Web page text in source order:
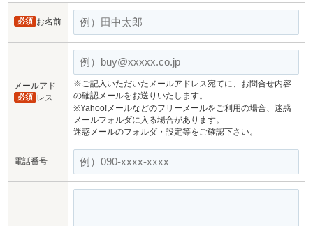
お名前
必須
メールアド
レス
必須
※ご記入いただいたメールアドレス宛てに、お問合せ内容
の確認メールをお送りいたします。
※Yahoo!メールなどのフリーメールをご利用の場合、迷惑
メールフォルダに入る場合があります。
迷惑メールのフォルダ・設定等をご確認下さい。
電話番号